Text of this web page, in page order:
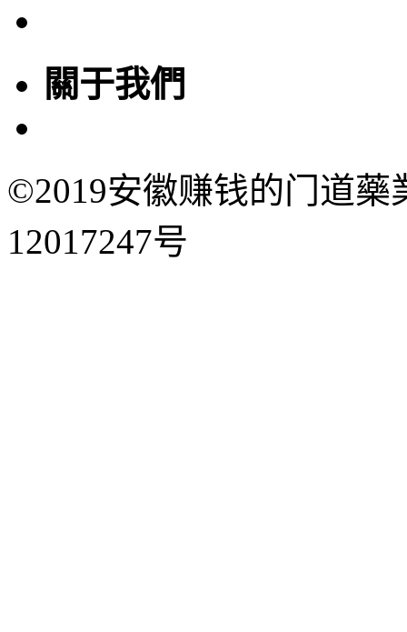
關于我們
©2019安徽赚钱的门道藥
12017247号